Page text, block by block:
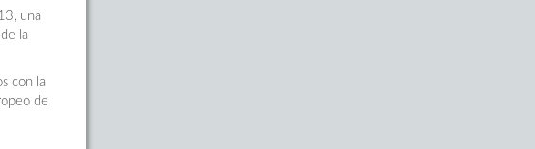
una
la
con la
de